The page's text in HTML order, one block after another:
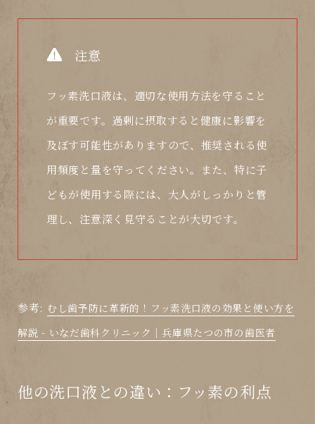
注意
フッ素洗口液は、適切な使用方法を守ること
が重要です。過剰に摂取すると健康に影響を
及ぼす可能性がありますので、推奨される使
用頻度と量を守ってください。また、特に子
どもが使用する際には、大人がしっかりと管
理し、注意深く見守ることが大切です。
参考: むし歯予防に革新的！フッ素洗口液の効果と使い方を
解説 - いなだ歯科クリニック｜兵庫県たつの市の歯医者
他の洗口液との違い：フッ素の利点